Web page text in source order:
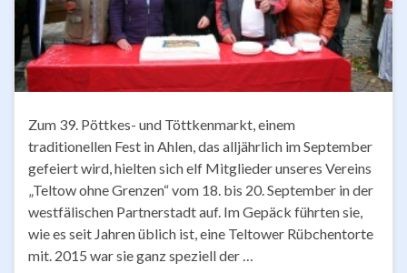
Zum 39. Pöttkes- und Töttkenmarkt, einem
traditionellen Fest in Ahlen, das alljährlich im September
gefeiert wird, hielten sich elf Mitglieder unseres Vereins
„Teltow ohne Grenzen“ vom 18. bis 20. September in der
westfälischen Partnerstadt auf. Im Gepäck führten sie,
wie es seit Jahren üblich ist, eine Teltower Rübchentorte
mit. 2015 war sie ganz speziell der …